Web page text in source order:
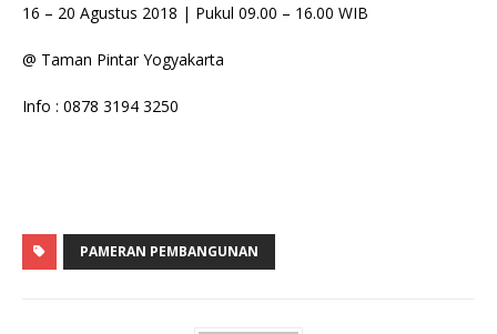
16 – 20 Agustus 2018 | Pukul 09.00 – 16.00 WIB
@ Taman Pintar Yogyakarta
Info : 0878 3194 3250
PAMERAN PEMBANGUNAN